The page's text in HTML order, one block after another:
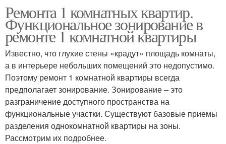
Ремонта 1 комнатных квартир.
Функциональное зонирование в
ремонте 1 комнатной квартиры
Известно, что глухие стены «крадут» площадь комнаты,
а в интерьере небольших помещений это недопустимо.
Поэтому ремонт 1 комнатной квартиры всегда
предполагает зонирование. Зонирование – это
разграничение доступного пространства на
функциональные участки. Существуют базовые приемы
разделения однокомнатной квартиры на зоны.
Рассмотрим их подробнее.